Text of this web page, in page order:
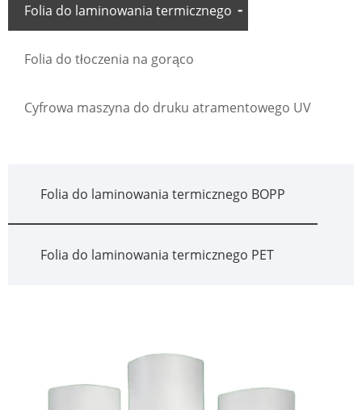
Folia do laminowania termicznego
Folia do tłoczenia na gorąco
Cyfrowa maszyna do druku atramentowego UV
Folia do laminowania termicznego BOPP
Folia do laminowania termicznego PET